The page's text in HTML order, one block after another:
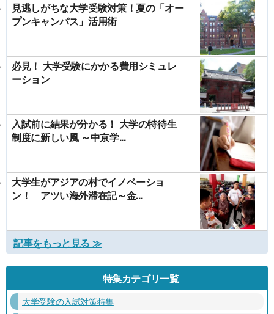
見逃しがちな大学受験対策！夏の「オー
プンキャンパス」活用術
必見！ 大学受験にかかる費用シミュレ
ーション
入試前に結果が分かる！ 大学の特待生
制度に新しい風 ～中京学...
大学生がアジアの村でイノベーショ
ン！ アツい海外滞在記～金...
記事をもっと見る ≫
特集カテゴリ一覧
大学受験の入試対策特集